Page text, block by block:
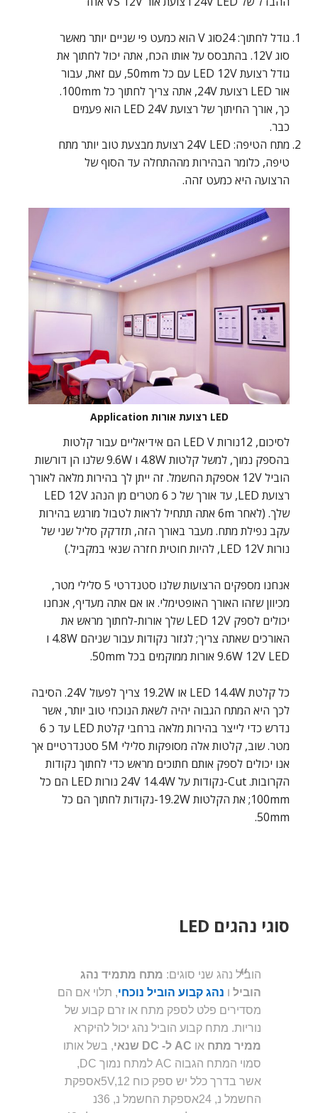
גודל לחתוך: 24סוג V הוא כמעט פי שניים יותר מאשר
סוג 12V. בהתבסס על אותו הכח, אתה יכול לחתוך את
גודל רצועת LED 12V עם כל 50mm, עם זאת, עבור
אור LED רצועת 24V, אתה צריך לחתוך כל 100mm.
כך, אורך החיתוך של רצועת LED 24V הוא פעמים
כבר.
מתח הטיפה: 24V LED רצועת מבצעת טוב יותר מתח
טיפה, כלומר הבהירות מההתחלה עד הסוף של
הרצועה היא כמעט זהה.
LED רצועת אורות Application
לסיכום, 12נורות LED V הם אידיאליים עבור קלטות
בהספק נמוך, למשל קלטות 4.8W ו 9.6W שלנו הן דורשות
הוביל 12V אספקת החשמל. זה ייתן לך בהירות מלאה לאורך
רצועת LED, עד אורך של כ 6 מטרים מן הנהג LED 12V
שלך. (לאחר 6m אתה תתחיל לראות לטבול מורגש בהירות
עקב נפילת מתח. מעבר באורך הזה, תזדקק סליל שני של
נורות LED 12V, להיות חוטית חזרה שנאי במקביל.)
אנחנו מספקים הרצועות שלנו סטנדרטי 5 סלילי מטר,
מכיוון שזהו האורך האופטימלי. או אם אתה מעדיף, אנחנו
יכולים לספק LED 12V שלך אורות-לחתוך מראש את
האורכים שאתה צריך; לגזור נקודות עבור שניהם 4.8W ו
9.6W 12V LED אורות ממוקמים בכל 50mm.
כל קלטת LED 14.4W או 19.2W צריך לפעול 24V. הסיבה
לכך היא המתח הגבוה יהיה לשאת הנוכחי טוב יותר, אשר
נדרש כדי לייצר בהירות מלאה ברחבי קלטת LED עד כ 6
מטר. שוב, קלטות אלה מסופקות סלילי 5M סטנדרטיים אך
אנו יכולים לספק אותם חתוכים מראש כדי לחתוך נקודות
הקרובות. Cut-נקודות על 24V 14.4W נורות LED הם כל
100mm; את הקלטות 19.2W-נקודות לחתוך הם כל
50mm.
סוגי נהגים LED
הוביל נהג שני סוגים: מתח מתמיד נהג
הוביל ו נהג קבוע הוביל נוכחי, תלוי אם הם
מסדירים פלט לספק מתח או זרם קבוע של
נוריות. מתח קבוע הוביל נהג יכול להיקרא
ממיר מתח או
, בשל אותו
סמוי המתח הגבוה AC למתח נמוך DC,
אשר בדרך כלל יש ספק כוח 5V,12אספקת
החשמל נ, 24אספקת החשמל נ, 36נ